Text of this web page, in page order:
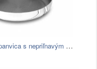
Nízka panvica s nepriľnavým povrchom…